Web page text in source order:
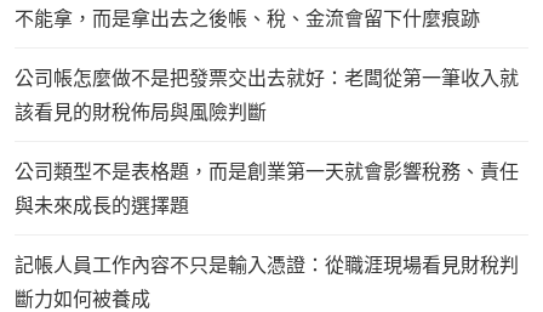
不能拿，而是拿出去之後帳、稅、金流會留下什麼痕跡
公司帳怎麼做不是把發票交出去就好：老闆從第一筆收入就
該看見的財稅佈局與風險判斷
公司類型不是表格題，而是創業第一天就會影響稅務、責任
與未來成長的選擇題
記帳人員工作內容不只是輸入憑證：從職涯現場看見財稅判
斷力如何被養成